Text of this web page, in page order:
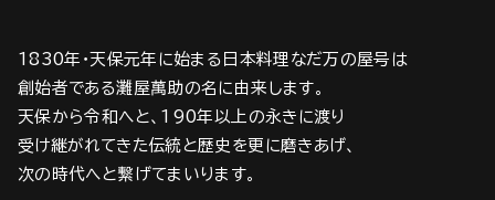
1830年・天保元年に始まる日本料理なだ万の屋号は
創始者である灘屋萬助の名に由来します。
天保から令和へと、190年以上の永きに渡り
受け継がれてきた伝統と歴史を更に磨きあげ、
次の時代へと繋げてまいります。